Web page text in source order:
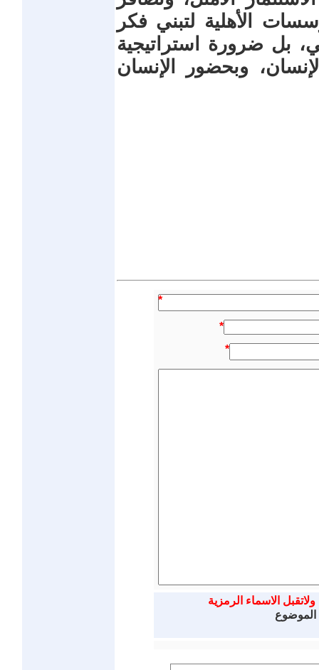
الأهلية لتبني فكر
بل ضرورة استراتيجية
وبحضور الإنسان
*
*
*
الاسماء الرمزية
الموضوع